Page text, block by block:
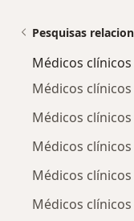
Pesquisas
Médicos
Médicos
Médicos
Médicos
Médicos
Médicos